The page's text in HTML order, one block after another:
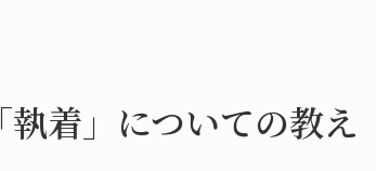
「執着」についての教え